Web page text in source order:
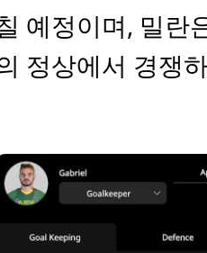
예정이며, 밀란
정상에서 경쟁